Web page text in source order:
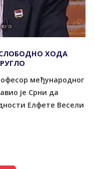
ХОДА
међународног
је Срни да
Елфете Весели